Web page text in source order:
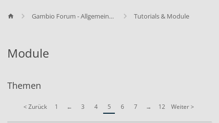
Gambio Forum - Allgemeine DiskussionTutorials & Module
Module
o
d
Themen
< Zurück 1 ← 3 4 5 6 7 → 12 Weiter >